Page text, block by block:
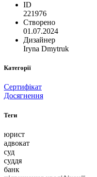
ID
221976
Створено
01.07.2024
Дизайнер
Iryna Dmytruk
Категорії
Сертифікат
Досягнення
Теги
юрист
адвокат
суд
суддя
банк